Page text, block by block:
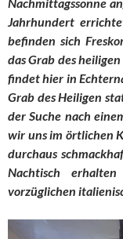
Jahrhundert
befinden sich
das Grab des
findet hier in
Grab des Heiligen
der Suche nach
wir uns im örtlichen
durchaus
Nachtisch
vorzüglichen